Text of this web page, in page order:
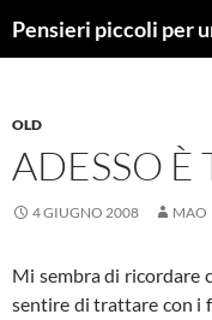
Pensieri piccoli per
OLD
ADESSO È
4 GIUGNO 2008 MAO
Mi sembra di ricordare
sentire di trattare con i